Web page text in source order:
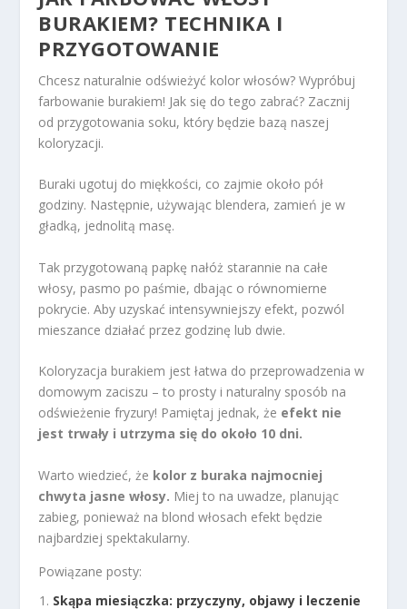
BURAKIEM? TECHNIKA I
PRZYGOTOWANIE
Chcesz naturalnie odświeżyć kolor włosów? Wypróbuj
farbowanie burakiem! Jak się do tego zabrać? Zacznij
od przygotowania soku, który będzie bazą naszej
koloryzacji.
Buraki ugotuj do miękkości, co zajmie około pół
godziny. Następnie, używając blendera, zamień je w
gładką, jednolitą masę.
Tak przygotowaną papkę nałóż starannie na całe
włosy, pasmo po paśmie, dbając o równomierne
pokrycie. Aby uzyskać intensywniejszy efekt, pozwól
mieszance działać przez godzinę lub dwie.
Koloryzacja burakiem jest łatwa do przeprowadzenia w
domowym zaciszu – to prosty i naturalny sposób na
odświeżenie fryzury! Pamiętaj jednak, że efekt nie
jest trwały i utrzyma się do około 10 dni.
Warto wiedzieć, że kolor z buraka najmocniej
chwyta jasne włosy. Miej to na uwadze, planując
zabieg, ponieważ na blond włosach efekt będzie
najbardziej spektakularny.
Powiązane posty:
Skąpa miesiączka: przyczyny, objawy i leczenie